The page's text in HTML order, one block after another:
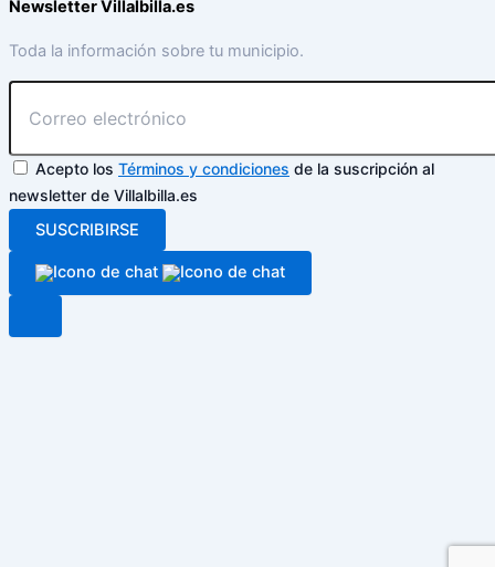
Newsletter Villalbilla.es
Toda la información sobre tu municipio.
Acepto los Términos y condiciones de la suscripción al
newsletter de Villalbilla.es
SUSCRIBIRSE